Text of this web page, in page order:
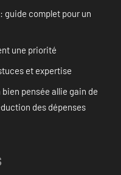
guide complet pour un
une priorité
et expertise
pensée allie gain de
des dépenses